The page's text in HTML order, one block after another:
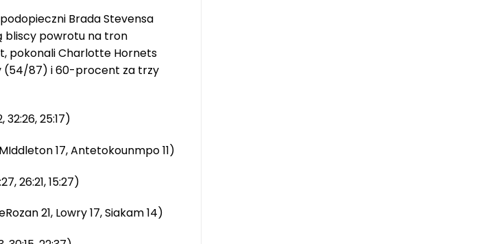
Brada Stevensa
bliscy powrotu na tron
pokonali Charlotte Hornets
(54/87) i 60-procent za trzy
32:26, 25:17)
17, Antetokounmpo 11)
26:21, 15:27)
21, Lowry 17, Siakam 14)